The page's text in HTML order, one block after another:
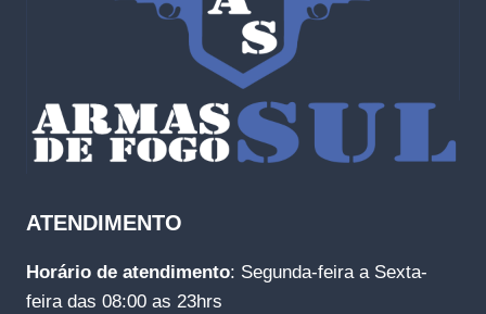
ATENDIMENTO
Horário de atendimento: Segunda-feira a Sexta-
feira das 08:00 as 23hrs